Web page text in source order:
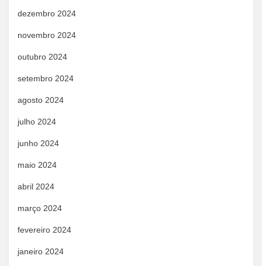
dezembro 2024
novembro 2024
outubro 2024
setembro 2024
agosto 2024
julho 2024
junho 2024
maio 2024
abril 2024
março 2024
fevereiro 2024
janeiro 2024